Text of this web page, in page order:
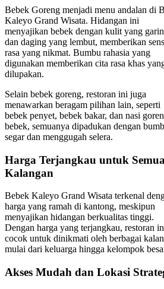
Bebek Goreng menjadi menu andalan di
Kaleyo Grand Wisata. Hidangan ini
menyajikan bebek dengan kulit yang
dan daging yang lembut, memberikan
rasa yang nikmat. Bumbu rahasia yang
digunakan memberikan cita rasa khas
dilupakan.
Selain bebek goreng, restoran ini juga
menawarkan beragam pilihan lain, seperti
bebek penyet, bebek bakar, dan nasi
bebek, semuanya dipadukan dengan
segar dan menggugah selera.
Harga Terjangkau untuk Semua
Kalangan
Bebek Kaleyo Grand Wisata terkenal
harga yang ramah di kantong, meskipun
menyajikan hidangan berkualitas tinggi.
Dengan harga yang terjangkau, restoran
cocok untuk dinikmati oleh berbagai
mulai dari keluarga hingga kelompok
Akses Mudah dan Lokasi